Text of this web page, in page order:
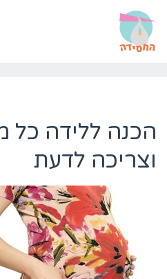
הכנה ללידה
וצריכה לדעת